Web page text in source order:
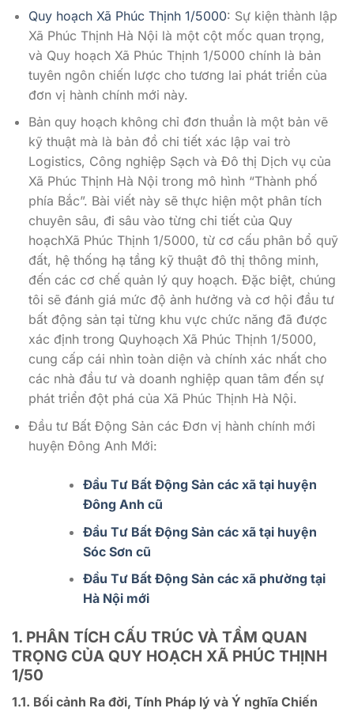
Quy hoạch Xã Phúc Thịnh 1/5000: Sự kiện thành lập
Xã Phúc Thịnh Hà Nội là một cột mốc quan trọng,
và Quy hoạch Xã Phúc Thịnh 1/5000 chính là bản
tuyên ngôn chiến lược cho tương lai phát triển của
đơn vị hành chính mới này.
Bản quy hoạch không chỉ đơn thuần là một bản vẽ
kỹ thuật mà là bản đồ chi tiết xác lập vai trò
Logistics, Công nghiệp Sạch và Đô thị Dịch vụ của
Xã Phúc Thịnh Hà Nội trong mô hình “Thành phố
phía Bắc”. Bài viết này sẽ thực hiện một phân tích
chuyên sâu, đi sâu vào từng chi tiết của Quy
hoạchXã Phúc Thịnh 1/5000, từ cơ cấu phân bổ quỹ
đất, hệ thống hạ tầng kỹ thuật đô thị thông minh,
đến các cơ chế quản lý quy hoạch. Đặc biệt, chúng
tôi sẽ đánh giá mức độ ảnh hưởng và cơ hội đầu tư
bất động sản tại từng khu vực chức năng đã được
xác định trong Quyhoạch Xã Phúc Thịnh 1/5000,
cung cấp cái nhìn toàn diện và chính xác nhất cho
các nhà đầu tư và doanh nghiệp quan tâm đến sự
phát triển đột phá của Xã Phúc Thịnh Hà Nội.
Đầu tư Bất Động Sản các Đơn vị hành chính mới
huyện Đông Anh Mới:
Đầu Tư Bất Động Sản các xã tại huyện
Đông Anh cũ
Đầu Tư Bất Động Sản các xã tại huyện
Sóc Sơn cũ
Đầu Tư Bất Động Sản các xã phường tại
Hà Nội mới
1. PHÂN TÍCH CẤU TRÚC VÀ TẦM QUAN
TRỌNG CỦA QUY HOẠCH XÃ PHÚC THỊNH
1/50
1.1. Bối cảnh Ra đời, Tính Pháp lý và Ý nghĩa Chiến